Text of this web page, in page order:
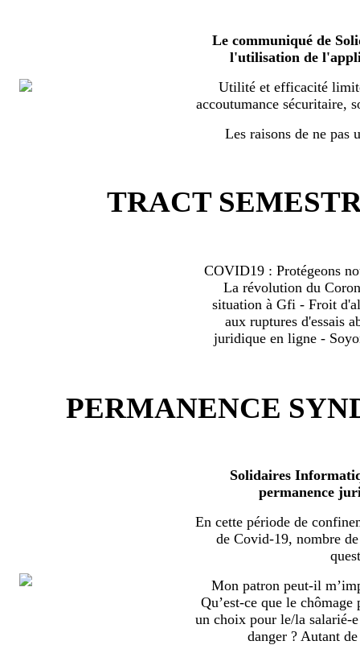
Le communiqué de
l'utilisation de
Utilité et efficacité
accoutumance sécuritaire,
Les raisons de ne pas
TRACT
COVID19 : Protégeons
La révolution du
situation à Gfi - Froit
aux ruptures d'essais
juridique en ligne -
PERMANENCE
Solidaires
permanence
En cette période de
de Covid-19, nombre
Mon patron peut-il
Qu’est-ce que le
un choix pour le/la salarié-
danger ? Autant